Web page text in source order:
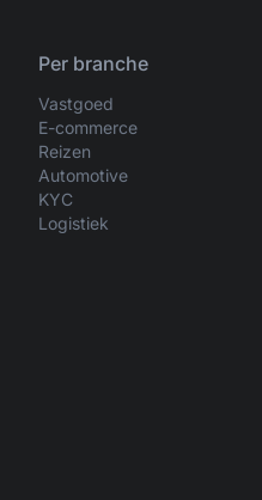
Per branche
Vastgoed
E-commerce
Reizen
Automotive
KYC
Logistiek